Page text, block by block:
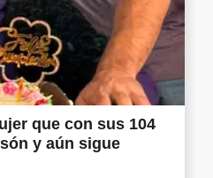
que con sus 104
y aún sigue